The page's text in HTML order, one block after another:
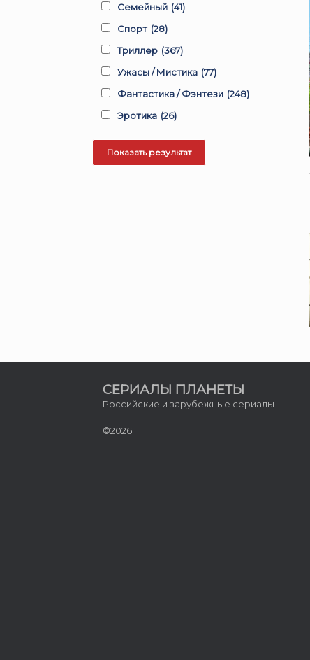
Семейный (41)
Спорт (28)
Триллер (367)
Ужасы / Мистика (77)
Фантастика / Фэнтези (248)
Эротика (26)
СЕРИАЛЫ ПЛАНЕТЫ
Российские и зарубежные сериалы
©2026